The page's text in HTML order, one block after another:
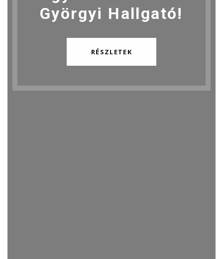
Györgyi Hallgató!
RÉSZLETEK